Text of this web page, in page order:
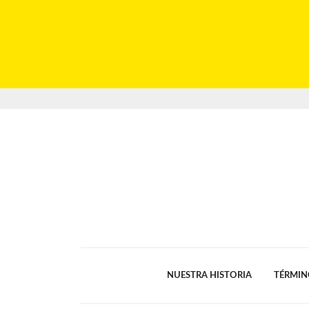
NUESTRA HISTORIA